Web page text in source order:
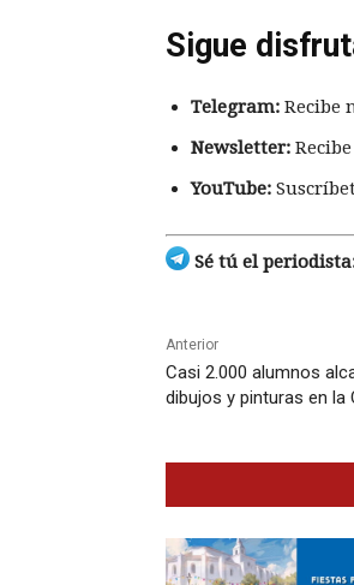
Sigue
Telegram: Recibe
Newsletter:
YouTube:
Sé tú el
Anterior
Casi 2.000 alumnos
dibujos y pinturas en la